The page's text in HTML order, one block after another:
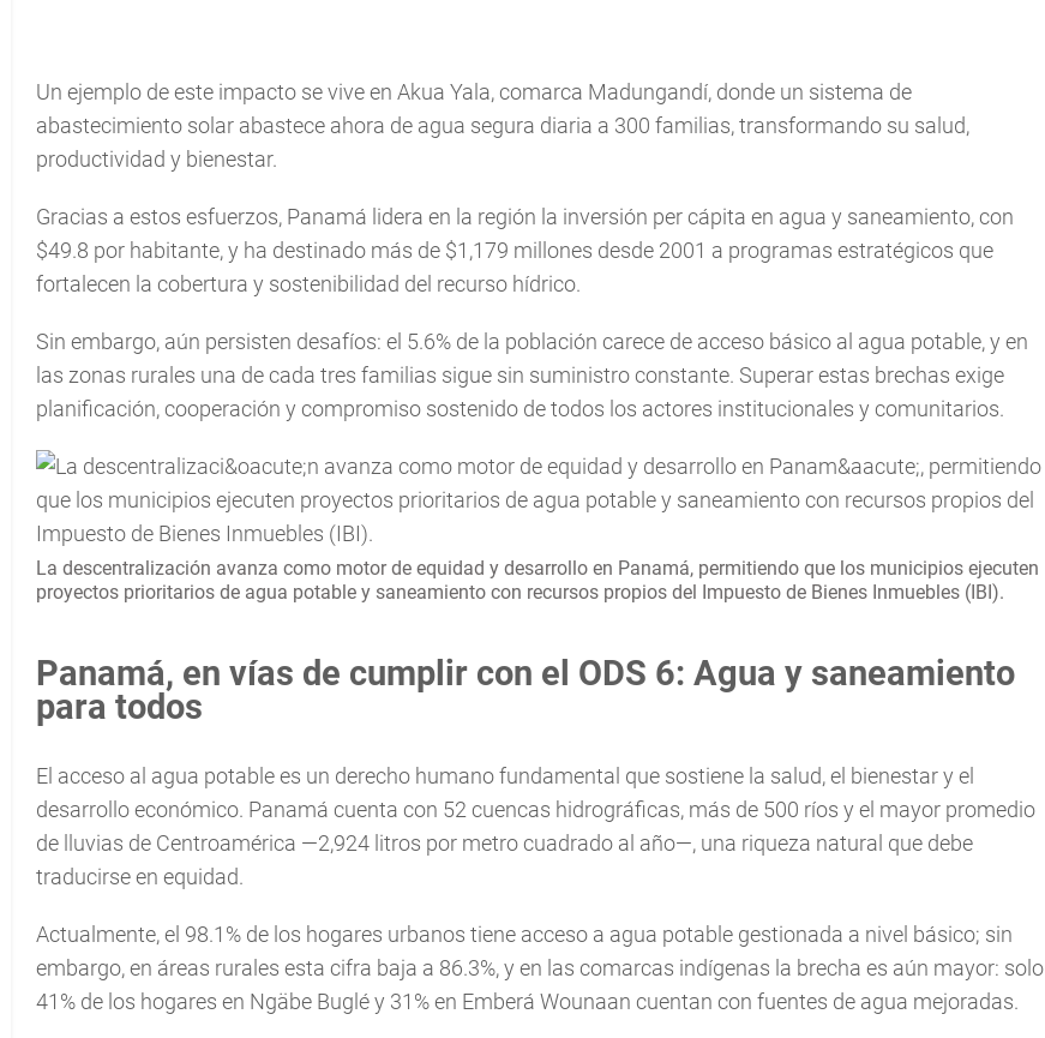
Un ejemplo de este impacto se vive en Akua Yala, comarca Madungandí, donde un sistema de
abastecimiento solar abastece ahora de agua segura diaria a 300 familias, transformando su salud,
productividad y bienestar.
Gracias a estos esfuerzos, Panamá lidera en la región la inversión per cápita en agua y saneamiento, con
$49.8 por habitante, y ha destinado más de $1,179 millones desde 2001 a programas estratégicos que
fortalecen la cobertura y sostenibilidad del recurso hídrico.
Sin embargo, aún persisten desafíos: el 5.6% de la población carece de acceso básico al agua potable, y en
las zonas rurales una de cada tres familias sigue sin suministro constante. Superar estas brechas exige
planificación, cooperación y compromiso sostenido de todos los actores institucionales y comunitarios.
La descentralización avanza como motor de equidad y desarrollo en Panamá, permitiendo que los municipios ejecuten
proyectos prioritarios de agua potable y saneamiento con recursos propios del Impuesto de Bienes Inmuebles (IBI).
Panamá, en vías de cumplir con el ODS 6: Agua y saneamiento
para todos
El acceso al agua potable es un derecho humano fundamental que sostiene la salud, el bienestar y el
desarrollo económico. Panamá cuenta con 52 cuencas hidrográficas, más de 500 ríos y el mayor promedio
de lluvias de Centroamérica —2,924 litros por metro cuadrado al año—, una riqueza natural que debe
traducirse en equidad.
Actualmente, el 98.1% de los hogares urbanos tiene acceso a agua potable gestionada a nivel básico; sin
embargo, en áreas rurales esta cifra baja a 86.3%, y en las comarcas indígenas la brecha es aún mayor: solo
41% de los hogares en Ngäbe Buglé y 31% en Emberá Wounaan cuentan con fuentes de agua mejoradas.